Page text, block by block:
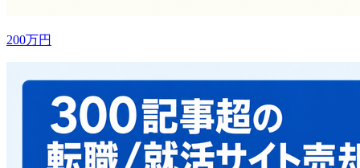
200万円